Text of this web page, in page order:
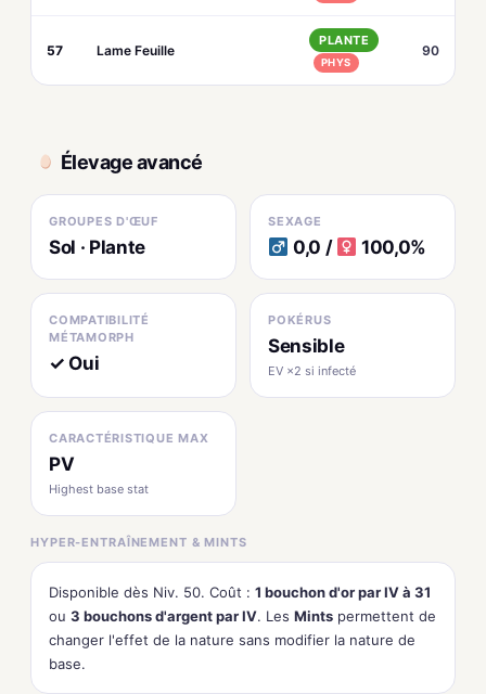
57 Lame Feuille
PLANTE
PHYS
90
Élevage avancé
GROUPES D'ŒUF
Sol · Plante
SEXAGE
0,0 / 100,0%
COMPATIBILITÉ
MÉTAMORPH
✓ Oui
POKÉRUS
Sensible
EV ×2 si infecté
CARACTÉRISTIQUE MAX
PV
Highest base stat
HYPER-ENTRAÎNEMENT & MINTS
Disponible dès Niv. 50. Coût : 1 bouchon d'or par IV à 31
ou 3 bouchons d'argent par IV. Les Mints permettent de
changer l'effet de la nature sans modifier la nature de
base.